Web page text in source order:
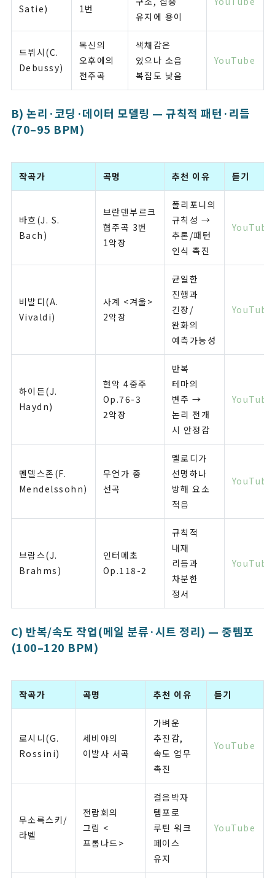
Satie) 1번
유지에 용이
드뷔시(C.
Debussy)
목신의
오후에의
전주곡
색채감은
있으나 소음
복잡도 낮음
YouTube
B) 논리·코딩·데이터 모델링 — 규칙적 패턴·리듬
(70–95 BPM)
작곡가 곡명 추천 이유 듣기
바흐(J. S.
Bach)
브란덴부르크
협주곡 3번
1악장
폴리포니의
규칙성 →
추론/패턴
인식 촉진
YouTube
비발디(A.
Vivaldi)
사계 <겨울>
2악장
균일한
진행과
긴장/
완화의
예측가능성
YouTube
하이든(J.
Haydn)
현악 4중주
Op.76-3
2악장
반복
테마의
변주 →
논리 전개
시 안정감
YouTube
멘델스존(F.
Mendelssohn)
무언가 중
선곡
멜로디가
선명하나
방해 요소
적음
YouTube
브람스(J.
Brahms)
인터메초
Op.118-2
규칙적
내재
리듬과
차분한
정서
YouTube
C) 반복/속도 작업(메일 분류·시트 정리) — 중템포
(100–120 BPM)
작곡가 곡명 추천 이유 듣기
로시니(G.
Rossini)
세비야의
이발사 서곡
가벼운
추진감,
속도 업무
촉진
YouTube
무소륵스키/
라벨
전람회의
그림 <
프롬나드>
걸음박자
템포로
루틴 워크
페이스
유지
YouTube